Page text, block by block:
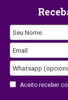
Seu Nome
Email
Whatsapp
Aceito receber